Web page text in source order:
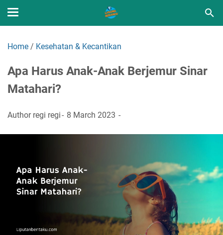
Home / Kesehatan & Kecantikan
Apa Harus Anak-Anak Berjemur Sinar
Matahari?
Author regi regi 8 March 2023